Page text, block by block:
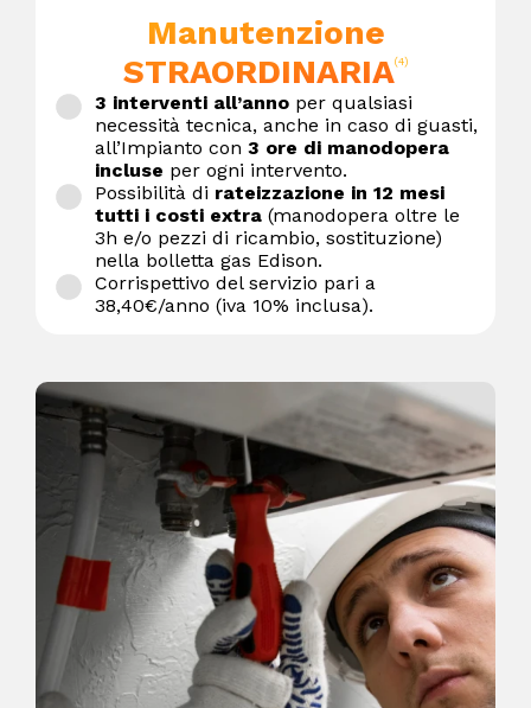
Manutenzione
STRAORDINARIA(4)
3 interventi all’anno per qualsiasi
necessità tecnica, anche in caso di guasti,
all’Impianto con 3 ore di manodopera
incluse per ogni intervento.
Possibilità di rateizzazione in 12 mesi
tutti i costi extra (manodopera oltre le
3h e/o pezzi di ricambio, sostituzione)
nella bolletta gas Edison.
Corrispettivo del servizio pari a
38,40€/anno (iva 10% inclusa).